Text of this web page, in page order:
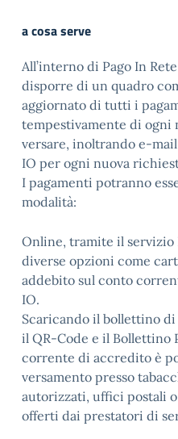
a cosa serve
All’interno di Pago In
disporre di un quadro
aggiornato di tutti i
tempestivamente di ogni
versare, inoltrando e-
IO per ogni nuova
I pagamenti potranno
modalità:
Online, tramite il servizio
diverse opzioni come
addebito sul conto
IO.
Scaricando il bollettino
il QR-Code e il Bollettino
corrente di accredito è
versamento presso
autorizzati, uffici postali
offerti dai prestatori di